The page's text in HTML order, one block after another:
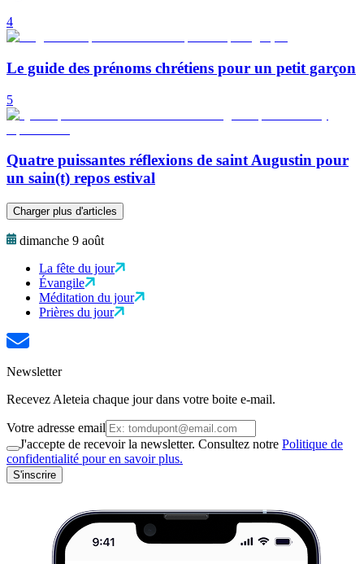
4
Le guide des prénoms chrétiens pour un petit garçon
5
Quatre puissantes réflexions de saint Augustin pour
un sain(t) repos estival
Charger plus d'articles
dimanche 9 août
La fête du jour
Évangile
Méditation du jour
Prières du jour
Newsletter
Recevez Aleteia chaque jour dans votre boite e-mail.
Votre adresse email
J'accepte de recevoir la newsletter. Consultez notre Politique de
confidentialité pour en savoir plus.
S'inscrire